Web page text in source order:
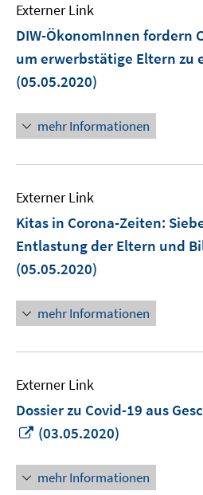
Externer Link
DIW-ÖkonomInnen fordern
um erwerbstätige Eltern zu
(05.05.2020)
mehr Informationen
Externer Link
Kitas in Corona-Zeiten:
Entlastung der Eltern und
(05.05.2020)
mehr Informationen
Externer Link
Dossier zu Covid-19 aus
In
Fenster
öffnen
(03.05.2020)
mehr Informationen